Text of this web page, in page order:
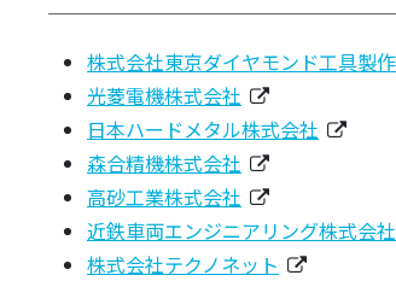
株式会社東京ダイヤモンド工具製
光菱電機株式会社
日本ハードメタル株式会社
森合精機株式会社
高砂工業株式会社
近鉄車両エンジニアリング株式会社
株式会社テクノネット